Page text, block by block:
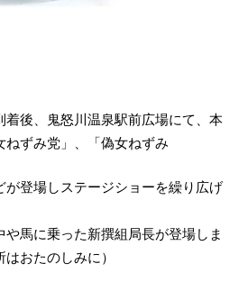
着後、鬼怒川温泉駅前広場にて、本
ねずみ党」、「偽女ねずみ
登場しステージショーを繰り広げ
や馬に乗った新撰組局長が登場しま
おたのしみに）